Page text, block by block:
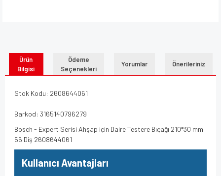
Ürün
Bilgisi
Ödeme
Seçenekleri
Yorumlar Önerileriniz
Stok Kodu: 2608644061
Barkod: 3165140796279
Bosch - Expert Serisi Ahşap için Daire Testere Bıçağı 210*30 mm
56 Diş 2608644061
Kullanıcı Avantajları